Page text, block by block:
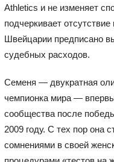
Athletics и не изменяет
подчеркивает
Швейцарии предписано
судебных расходов.
Семеня — двукратная
чемпионка мира —
сообщества после
2009 году. С тех пор она
сомнениями в своей